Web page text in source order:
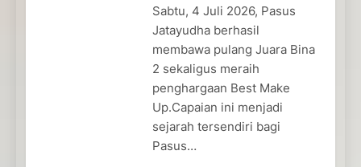
Sabtu, 4 Juli 2026, Pasus
Jatayudha berhasil
membawa pulang Juara Bina
2 sekaligus meraih
penghargaan Best Make
Up.Capaian ini menjadi
sejarah tersendiri bagi
Pasus…